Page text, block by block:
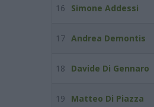
16 Simone Addessi
17 Andrea Demontis
18 Davide Di Gennaro
19 Matteo Di Piazza